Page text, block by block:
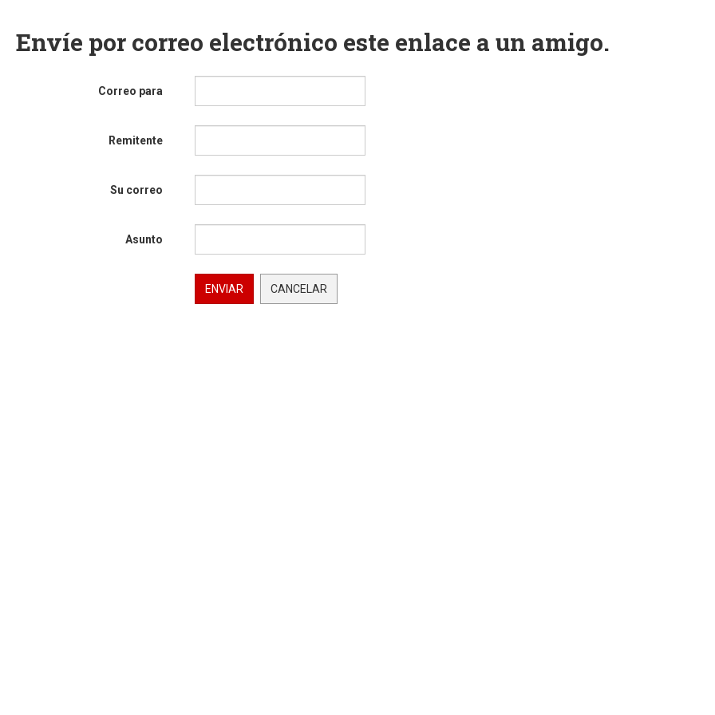
Envíe por correo electrónico este enlace a un amigo.
Correo para
Remitente
Su correo
Asunto
ENVIAR CANCELAR